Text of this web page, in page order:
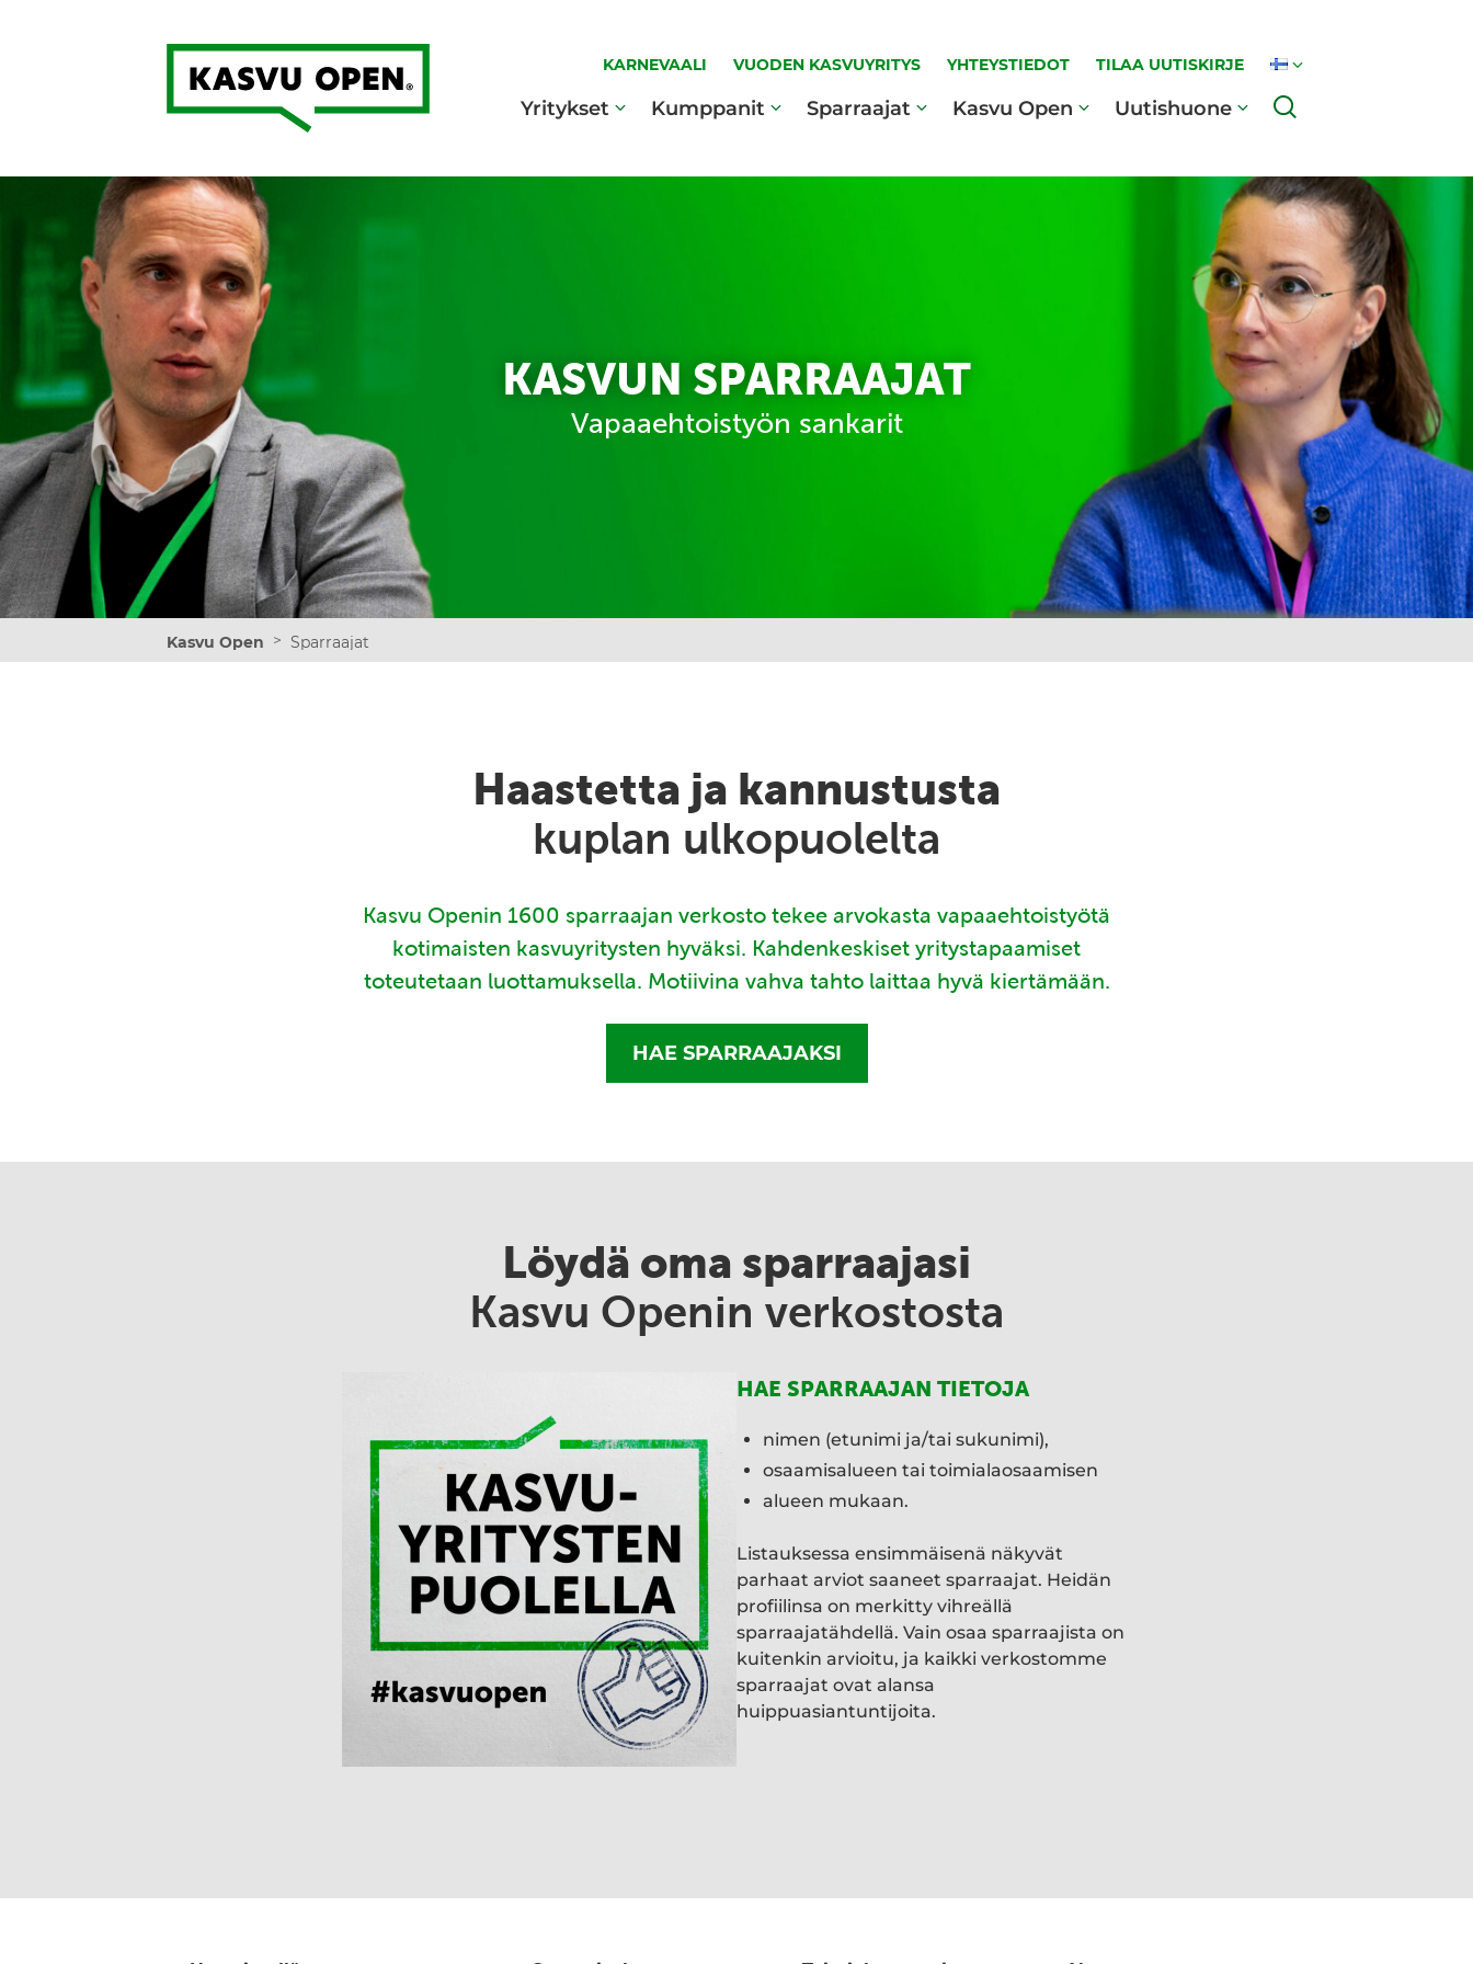
Kasvu Open
KARNEVAALI VUODEN KASVUYRITYS YHTEYSTIEDOT TILAA UUTISKIRJE
Yritykset Kumppanit Sparraajat Kasvu Open Uutishuone
KASVUN SPARRAAJAT
Vapaaehtoistyön sankarit
Kasvu Open > Sparraajat
Haastetta ja kannustusta
kuplan ulkopuolelta
Kasvu Openin 1600 sparraajan verkosto tekee arvokasta vapaaehtoistyötä
kotimaisten kasvuyritysten hyväksi. Kahdenkeskiset yritystapaamiset
toteutetaan luottamuksella. Motiivina vahva tahto laittaa hyvä kiertämään.
HAE SPARRAAJAKSI
Löydä oma sparraajasi
Kasvu Openin verkostosta
HAE SPARRAAJAN TIETOJA
nimen (etunimi ja/tai sukunimi),
osaamisalueen tai toimialaosaamisen
alueen mukaan.
Listauksessa ensimmäisenä näkyvät
parhaat arviot saaneet sparraajat. Heidän
profiilinsa on merkitty vihreällä
sparraajatähdellä. Vain osaa sparraajista on
kuitenkin arvioitu, ja kaikki verkostomme
sparraajat ovat alansa
huippuasiantuntijoita.